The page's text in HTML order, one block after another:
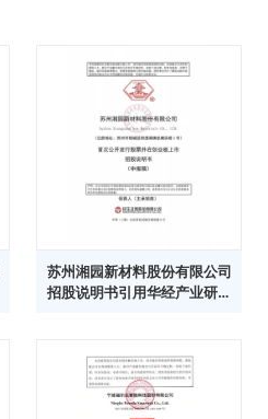
苏州湘园新材料股份有限公司
招股说明书引用华经产业研究